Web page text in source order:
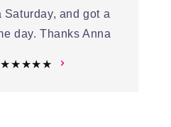
Saturday, and got a
day. Thanks Anna
- ★★★★★